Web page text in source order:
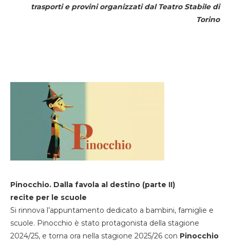
trasporti e provini organizzati dal Teatro Stabile di
Torino
Pinocchio. Dalla favola al destino (parte II)
recite per le scuole
Si rinnova l’appuntamento dedicato a bambini, famiglie e
scuole. Pinocchio è stato protagonista della stagione
2024/25, e torna ora nella stagione 2025/26 con Pinocchio